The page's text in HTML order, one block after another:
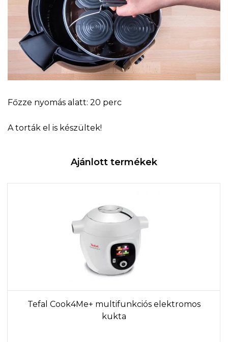
Főzze nyomás alatt: 20 perc
A torták el is készültek!
Ajánlott termékek
Tefal Cook4Me+ multifunkciós elektromos
kukta